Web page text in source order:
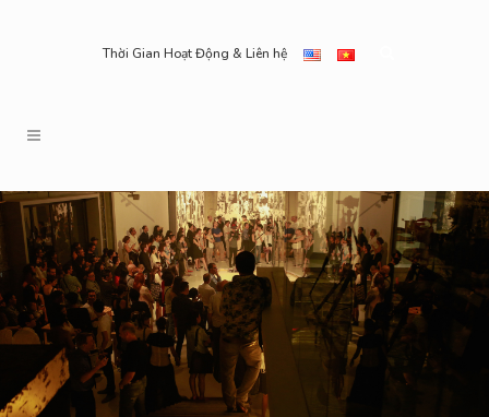
Thời Gian Hoạt Động & Liên hệ